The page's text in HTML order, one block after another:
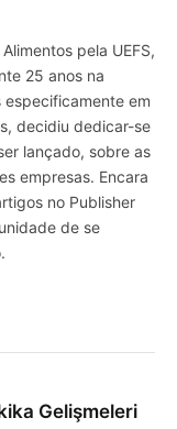
pela UEFS,
25 anos na
especificamente em
decidiu dedicar-se
lançado, sobre as
empresas. Encara
no Publisher
de se
Gelişmeleri